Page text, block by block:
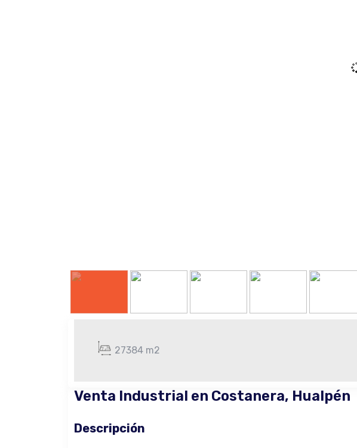
27384 m2
Venta Industrial en Costanera, Hualpén
Descripción